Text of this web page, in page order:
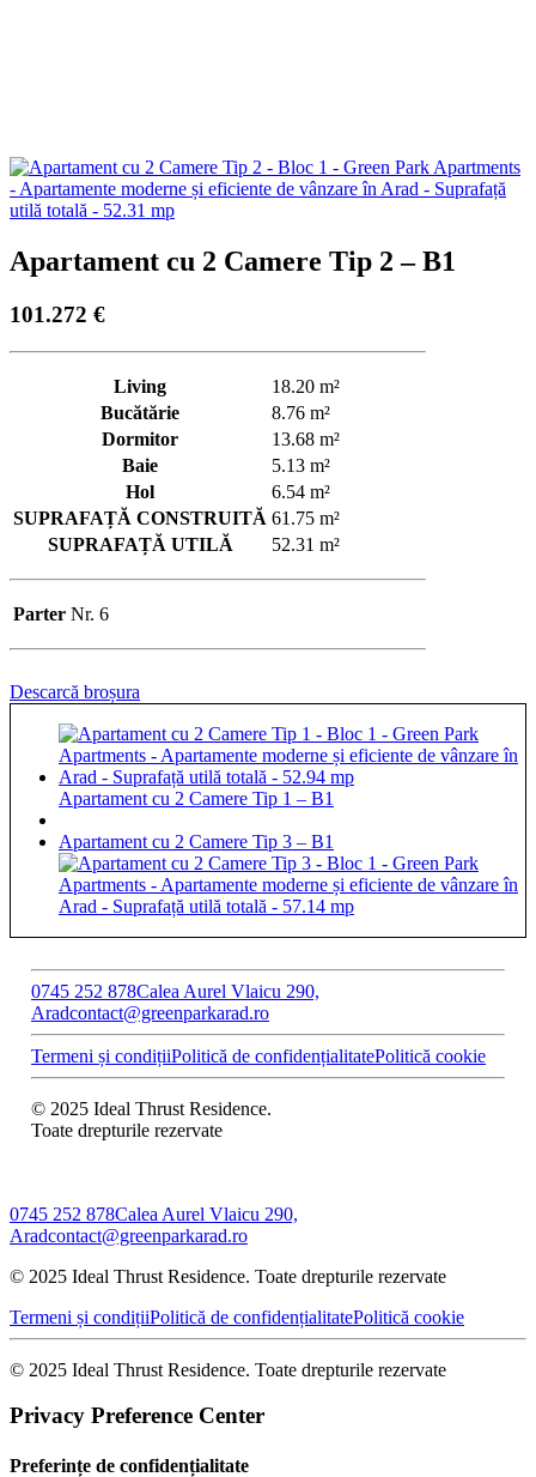
Apartament cu 2 Camere Tip 2 – B1
101.272 €
Living
18.20 m²
Bucătărie
8.76 m²
Dormitor
13.68 m²
Baie
5.13 m²
Hol
6.54 m²
SUPRAFAȚĂ CONSTRUITĂ 61.75 m²
SUPRAFAȚĂ UTILĂ
52.31 m²
Parter Nr. 6
Descarcă broșura
Apartament cu 2 Camere Tip 1 – B1
Apartament cu 2 Camere Tip 3 – B1
0745 252 878Calea Aurel Vlaicu 290,
Aradcontact@greenparkarad.ro
Termeni și condițiiPolitică de confidențialitatePolitică cookie
© 2025 Ideal Thrust Residence.
Toate drepturile rezervate
0745 252 878Calea Aurel Vlaicu 290,
Aradcontact@greenparkarad.ro
© 2025 Ideal Thrust Residence. Toate drepturile rezervate
Termeni și condițiiPolitică de confidențialitatePolitică cookie
© 2025 Ideal Thrust Residence. Toate drepturile rezervate
Privacy Preference Center
Preferințe de confidențialitate